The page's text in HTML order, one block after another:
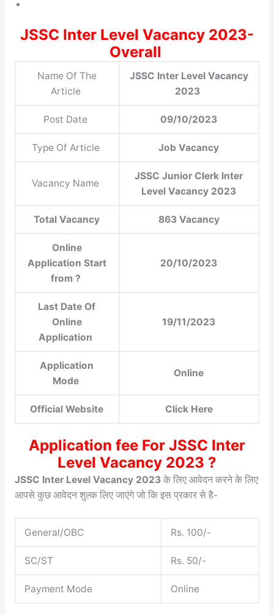
JSSC Inter Level Vacancy 2023-
Overall
Name Of The
Article
JSSC Inter Level Vacancy
2023
Post Date 09/10/2023
Type Of Article Job Vacancy
Vacancy Name
JSSC Junior Clerk Inter
Level Vacancy 2023
Total Vacancy 863 Vacancy
Online
Application Start
from ?
20/10/2023
Last Date Of
Online
Application
19/11/2023
Application
Mode
Online
Official Website Click Here
Application fee For JSSC Inter
Level Vacancy 2023 ?
JSSC Inter Level Vacancy 2023 के लिए आवेदन करने के लिए
आपसे कुछ आवेदन शुल्क लिए जाएंगे जो कि इस प्रकार से है-
General/OBC Rs. 100/-
SC/ST Rs. 50/-
Payment Mode Online